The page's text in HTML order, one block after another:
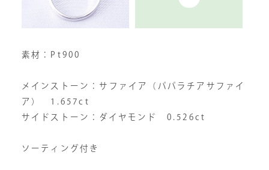
素材：Pt900
メインストーン：サファイア（パパラチアサファイ
ア） 1.657ct
サイドストーン：ダイヤモンド 0.526ct
ソーティング付き